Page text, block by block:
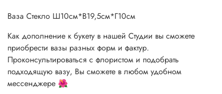
Ваза Стекло Ш10см*В19,5см*Г10см
Как дополнение к букету в нашей Студии вы сможете
приобрести вазы разных форм и фактур.
Проконсультироваться с флористом и подобрать
подходящую вазу, Вы сможете в любом удобном
мессенджере 🌺